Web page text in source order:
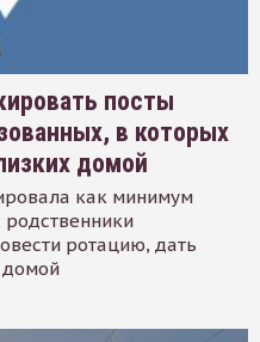
посты
в которых
домой
как минимум
родственники
ротацию, дать
домой